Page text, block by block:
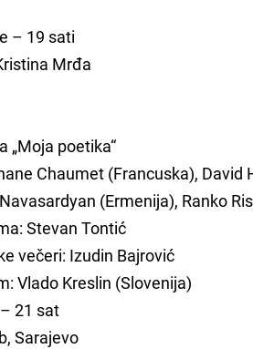
– 19 sati
Mrđa
„Moja poetika“
Chaumet (Francuska),
(Ermenija), Ranko
Stevan Tontić
večeri: Izudin Bajrović
Vlado Kreslin (Slovenija)
21 sat
Sarajevo